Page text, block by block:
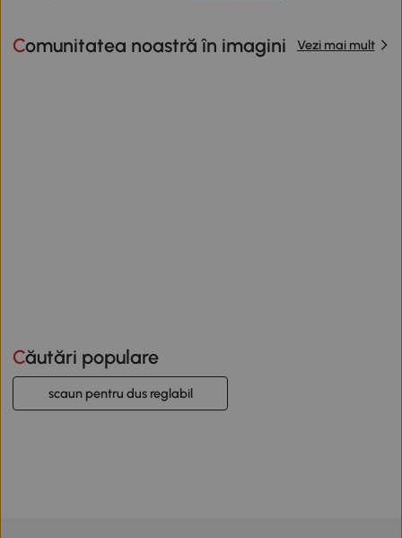
Comunitatea noastră în imagini Vezi mai mult
Căutări populare
scaun pentru dus reglabil